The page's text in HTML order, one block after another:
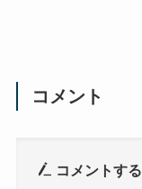
コメント
コメントする